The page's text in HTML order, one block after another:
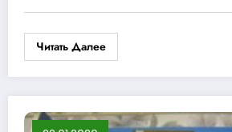
Читать Далее